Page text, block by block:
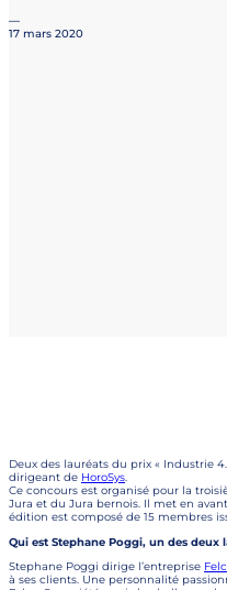
—
17 mars 2020
Deux des lauréats du prix « Industrie
dirigeant de HoroSys.
Ce concours est organisé pour la
Jura et du Jura bernois. Il met en
édition est composé de 15 membres
Qui est Stephane Poggi, un des
Stephane Poggi dirige l’entreprise
à ses clients. Une personnalité